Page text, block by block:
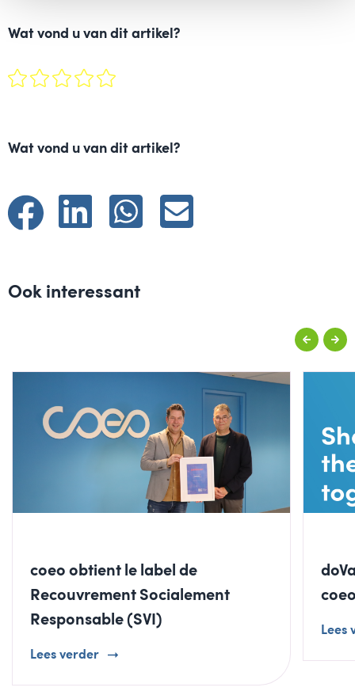
Wat vond u van dit artikel?
Wat vond u van dit artikel?
Ook interessant
coeo obtient le label de
Recouvrement Socialement
Responsable (SVI)
Lees verder
Lees